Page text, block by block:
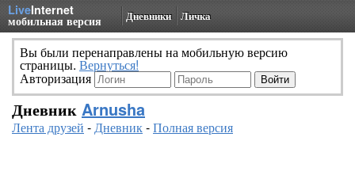
LiveInternet
мобильная версия Дневники Личка
Вы были перенаправлены на мобильную версию
страницы. Вернуться!
Авторизация
Дневник Arnusha
Лента друзей -Дневник-Полная версия